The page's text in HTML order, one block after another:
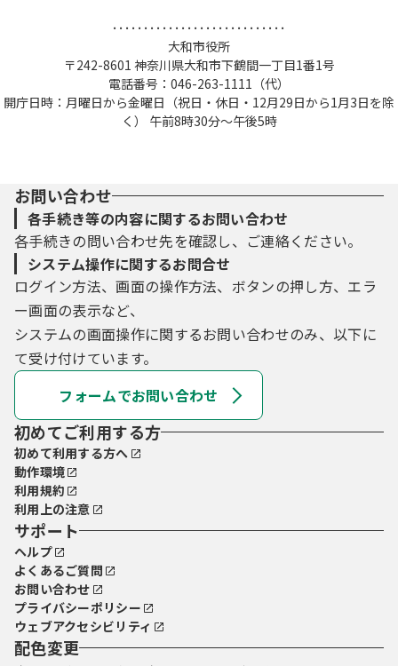
････････････････････････････
大和市役所
〒242-8601 神奈川県大和市下鶴間一丁目1番1号
電話番号：046-263-1111（代）
開庁日時：月曜日から金曜日（祝日・休日・12月29日から1月3日を除
く） 午前8時30分～午後5時
お問い合わせ
各手続き等の内容に関するお問い合わせ
各手続きの問い合わせ先を確認し、ご連絡ください。
システム操作に関するお問合せ
ログイン方法、画面の操作方法、ボタンの押し方、エラ
ー画面の表示など、
システムの画面操作に関するお問い合わせのみ、以下に
て受け付けています。
フォームでお問い合わせ
初めてご利用する方
初めて利用する方へ
動作環境
利用規約
利用上の注意
サポート
ヘルプ
よくあるご質問
お問い合わせ
プライバシーポリシー
ウェブアクセシビリティ
配色変更